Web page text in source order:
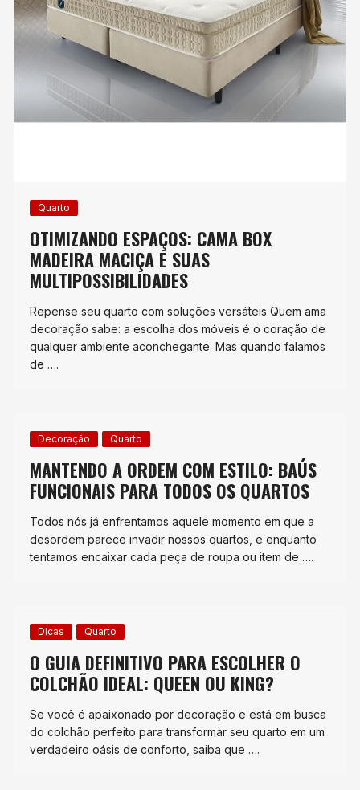
Quarto
OTIMIZANDO ESPAÇOS: CAMA BOX
MADEIRA MACIÇA E SUAS
MULTIPOSSIBILIDADES
Repense seu quarto com soluções versáteis Quem ama
decoração sabe: a escolha dos móveis é o coração de
qualquer ambiente aconchegante. Mas quando falamos
de ….
Decoração Quarto
MANTENDO A ORDEM COM ESTILO: BAÚS
FUNCIONAIS PARA TODOS OS QUARTOS
Todos nós já enfrentamos aquele momento em que a
desordem parece invadir nossos quartos, e enquanto
tentamos encaixar cada peça de roupa ou item de ….
Dicas Quarto
O GUIA DEFINITIVO PARA ESCOLHER O
COLCHÃO IDEAL: QUEEN OU KING?
Se você é apaixonado por decoração e está em busca
do colchão perfeito para transformar seu quarto em um
verdadeiro oásis de conforto, saiba que ….